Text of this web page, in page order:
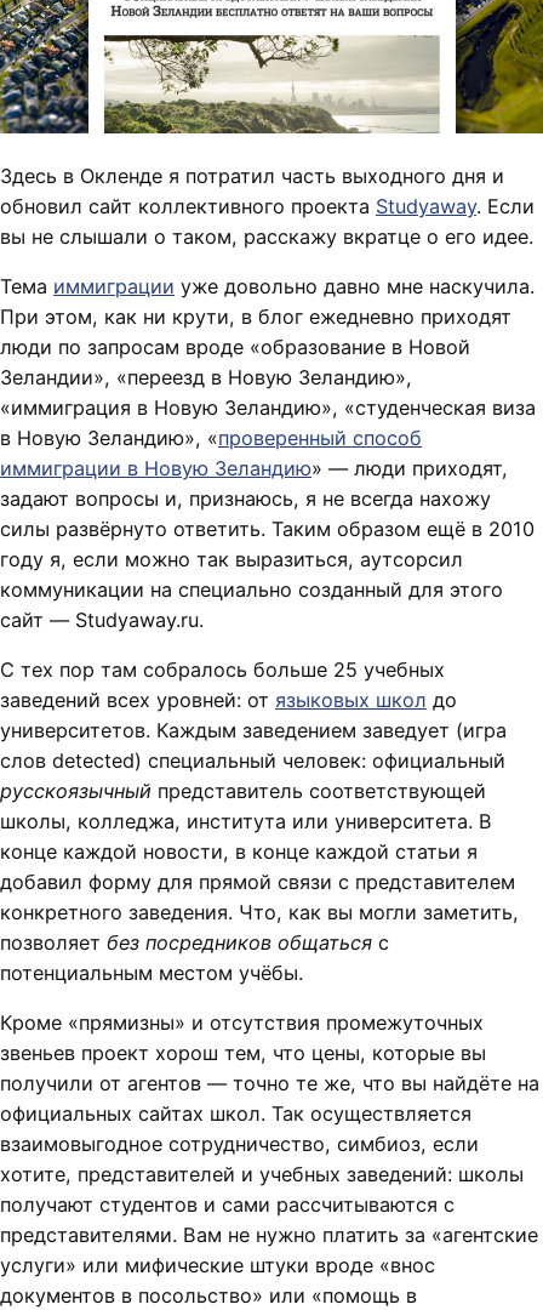
Здесь в Окленде я потратил часть выходного дня и
обновил сайт коллективного проекта Studyaway. Если
вы не слышали о таком, расскажу вкратце о его идее.
Тема иммиграции уже довольно давно мне наскучила.
При этом, как ни крути, в блог ежедневно приходят
люди по запросам вроде «образование в Новой
Зеландии», «переезд в Новую Зеландию»,
«иммиграция в Новую Зеландию», «студенческая виза
в Новую Зеландию», «проверенный способ
иммиграции в Новую Зеландию» — люди приходят,
задают вопросы и, признаюсь, я не всегда нахожу
силы развёрнуто ответить. Таким образом ещё в 2010
году я, если можно так выразиться, аутсорсил
коммуникации на специально созданный для этого
сайт — Studyaway.ru.
С тех пор там собралось больше 25 учебных
заведений всех уровней: от языковых школ до
университетов. Каждым заведением заведует (игра
слов detected) специальный человек: официальный
русскоязычный представитель соответствующей
школы, колледжа, института или университета. В
конце каждой новости, в конце каждой статьи я
добавил форму для прямой связи с представителем
конкретного заведения. Что, как вы могли заметить,
позволяет без посредников общаться с
потенциальным местом учёбы.
Кроме «прямизны» и отсутствия промежуточных
звеньев проект хорош тем, что цены, которые вы
получили от агентов — точно те же, что вы найдёте на
официальных сайтах школ. Так осуществляется
взаимовыгодное сотрудничество, симбиоз, если
хотите, представителей и учебных заведений: школы
получают студентов и сами рассчитываются с
представителями. Вам не нужно платить за «агентские
услуги» или мифические штуки вроде «внос
документов в посольство» или «помощь в